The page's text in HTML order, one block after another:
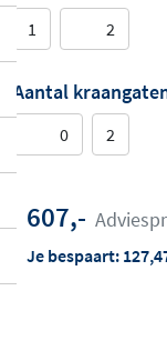
1 2
Aantal
0 2
607,-
Je bespaart: